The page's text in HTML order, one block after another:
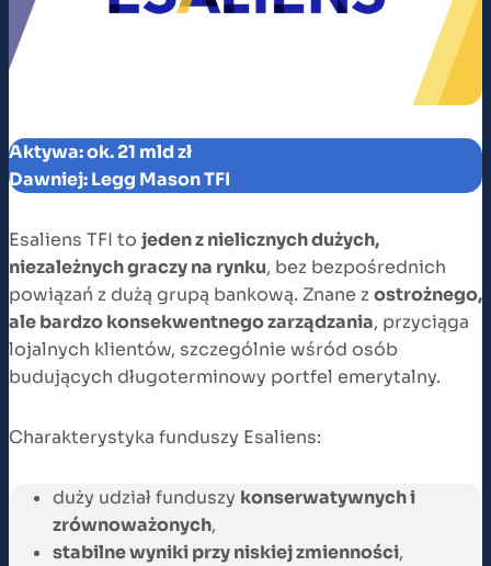
Aktywa: ok. 21 mld zł
Dawniej: Legg Mason TFI
Esaliens TFI to jeden z nielicznych dużych,
niezależnych graczy na rynku, bez bezpośrednich
powiązań z dużą grupą bankową. Znane zostrożnego,
ale bardzo konsekwentnego zarządzania, przyciąga
lojalnych klientów, szczególnie wśród osób
budujących długoterminowy portfel emerytalny.
Charakterystyka funduszy Esaliens:
duży udział funduszy konserwatywnych i
zrównoważonych,
stabilne wyniki przy niskiej zmienności,